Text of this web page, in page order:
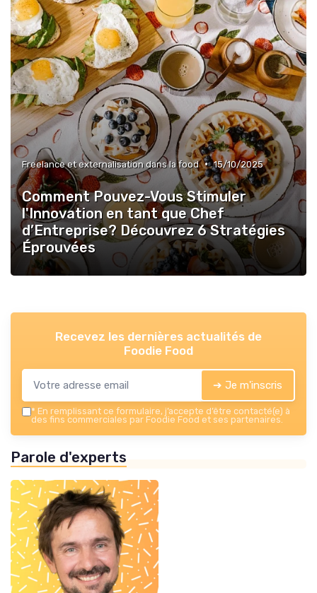
Freelance et externalisation dans la food • 15/10/2025
Comment Pouvez-Vous Stimuler
l'Innovation en tant que Chef
d’Entreprise? Découvrez 6 Stratégies
Éprouvées
Recevez les dernières actualités de
Foodie Food
➔ Je m'inscris
* En remplissant ce formulaire, j’accepte d’être contacté(e) à
des fins commerciales par Foodie Food et ses partenaires.
Parole d'experts